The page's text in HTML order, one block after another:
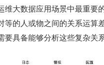
维大数据应用场景中最重要
等的人或物之间的关系运算
具备能够分析这些复杂关系